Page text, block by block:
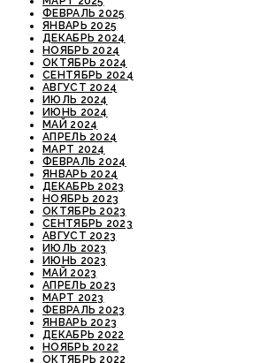
ФЕВРАЛЬ 2025
ЯНВАРЬ 2025
ДЕКАБРЬ 2024
НОЯБРЬ 2024
ОКТЯБРЬ 2024
СЕНТЯБРЬ 2024
АВГУСТ 2024
ИЮЛЬ 2024
ИЮНЬ 2024
МАЙ 2024
АПРЕЛЬ 2024
МАРТ 2024
ФЕВРАЛЬ 2024
ЯНВАРЬ 2024
ДЕКАБРЬ 2023
НОЯБРЬ 2023
ОКТЯБРЬ 2023
СЕНТЯБРЬ 2023
АВГУСТ 2023
ИЮЛЬ 2023
ИЮНЬ 2023
МАЙ 2023
АПРЕЛЬ 2023
МАРТ 2023
ФЕВРАЛЬ 2023
ЯНВАРЬ 2023
ДЕКАБРЬ 2022
НОЯБРЬ 2022
ОКТЯБРЬ 2022